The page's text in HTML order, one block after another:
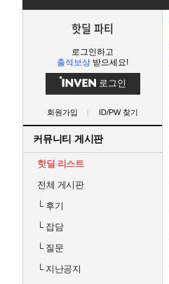
핫딜 파티
로그인하고
출석보상 받으세요!
로그인
회원가입 ID/PW 찾기
커뮤니티 게시판
핫딜 리스트
전체 게시판
└후기
└잡담
└질문
└지난공지